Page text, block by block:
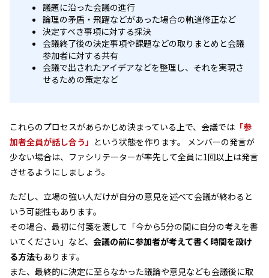
議題に沿った会議の進行
論理の矛盾・飛躍などがあった場合の軌道修正など
決定すべき事項に対する採決
会議終了後の決定事項や課題などの取りまとめと会議
参加者に対する共有
会議で出されたアイデアなどを整理し、それを実現さ
せるための策定など
これらのプロセスがあらかじめ決まっている上で、会議では 「参
加者全員が話し合う」 という状態を作ります。 メンバーの発言が
少ない場合は、ファシリテーターが率先して全員に1回以上は発言
させるようにしましょう。
ただし、立場の強い人だけが自分の意見を述べて会議が終わると
いう可能性もあります。
その場合、最初に付箋を渡して「今から5分の間に自分の考えを書
いてください」など、 会議の前に参加者が考えて書く時間を設け
る方法もあります。
また、最終的に決定に至らなかった議論や意見なども会議後に取